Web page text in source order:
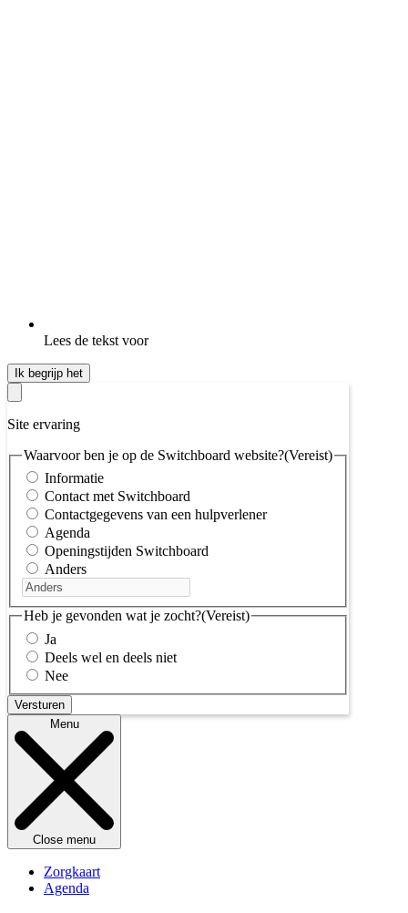
Lees de tekst voor
Ik begrijp het
Site ervaring
Waarvoor ben je op de Switchboard website?(Vereist)
Informatie
Contact met Switchboard
Contactgegevens van een hulpverlener
Agenda
Openingstijden Switchboard
Anders
Heb je gevonden wat je zocht?(Vereist)
Ja
Deels wel en deels niet
Nee
Menu
Close menu
Zorgkaart
Agenda